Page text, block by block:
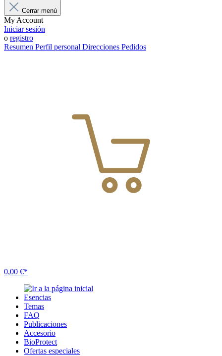
Cerrar menú
My Account
Iniciar sesión
o registro
Resumen Perfil personal Direcciones Pedidos
0,00 €*
Esencias
Temas
FAQ
Publicaciones
Accesorio
BioProtect
Ofertas especiales